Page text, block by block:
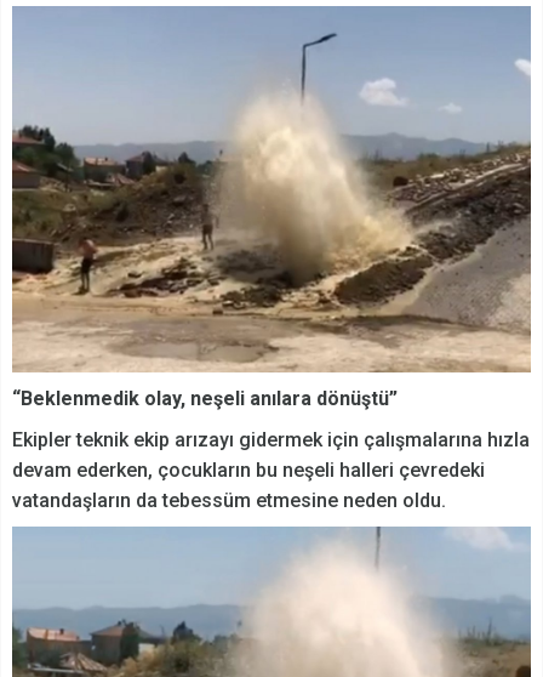
“Beklenmedik olay, neşeli anılara dönüştü”
Ekipler teknik ekip arızayı gidermek için çalışmalarına hızla
devam ederken, çocukların bu neşeli halleri çevredeki
vatandaşların da tebessüm etmesine neden oldu.